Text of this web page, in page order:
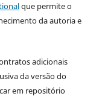
que permite o
da autoria e
adicionais
da versão do
em repositório